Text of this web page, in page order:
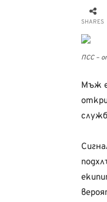
SHARES
ПСС –
Мъж е